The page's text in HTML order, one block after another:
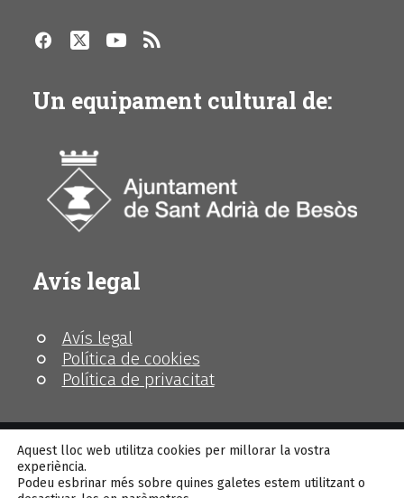
Un equipament cultural de:
Avís legal
Avís legal
Política de cookies
Política de privacitat
Aquest lloc web utilitza cookies per millorar la vostra
experiència.
Podeu esbrinar més sobre quines galetes estem utilitzant o